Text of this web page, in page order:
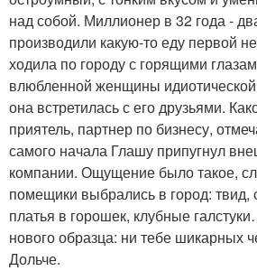
над собой. Миллионер в 32 года -
производили какую-то еду первой
ходила по городу с горящими
влюбленной женщины
она встретилась с его друзьями.
приятель, партнер по бизнесу,
самого начала Глашу припугнул
компании. Ощущение было такое,
помещики выбрались в город: твид,
платья в горошек, клубные
нового образца: ни тебе шикарных
Дольче.